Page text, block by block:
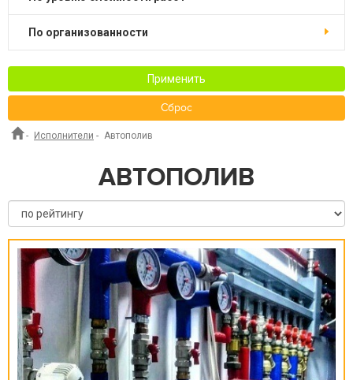
по организованности
Применить
Сброс
- Исполнители - Автополив
АВТОПОЛИВ